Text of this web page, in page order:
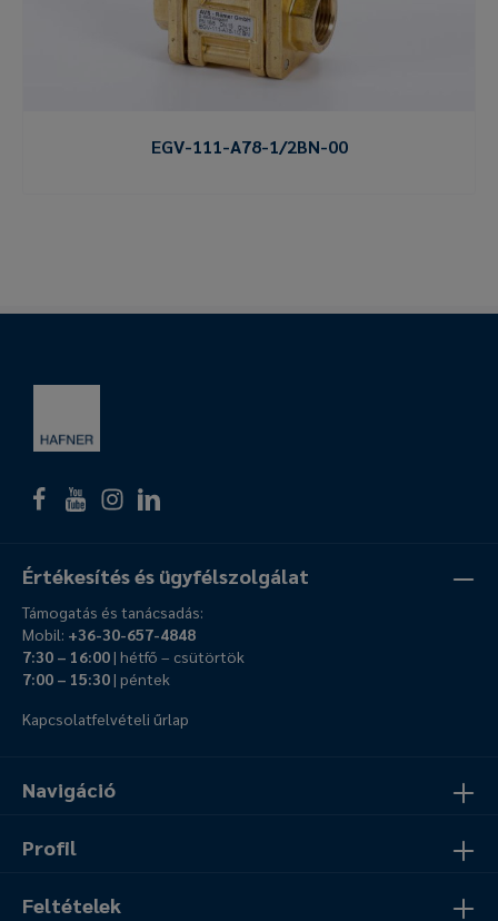
EGV-111-A78-1/2BN-00
Navigáció
Profil
Feltételek
Értékesítés és ügyfélszolgálat
Támogatás és tanácsadás:
Mobil: +36-30-657-4848
7:30 – 16:00| hétfő – csütörtök
7:00 – 15:30| péntek
Kapcsolatfelvételi űrlap